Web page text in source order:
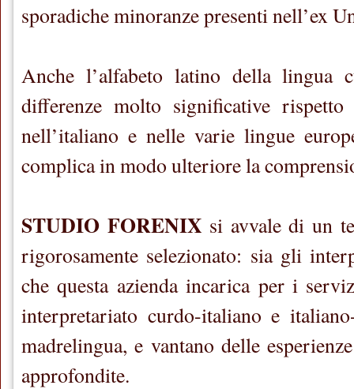
sporadiche minoranze presenti nell’ex
Anche l’alfabeto latino della lingua
differenze molto significative
nell’italiano e nelle varie lingue
complica in modo ulteriore la
STUDIO FORENIX si avvale di un
rigorosamente selezionato: sia gli
che questa azienda incarica per i
interpretariato curdo-italiano e
madrelingua, e vantano delle
approfondite.